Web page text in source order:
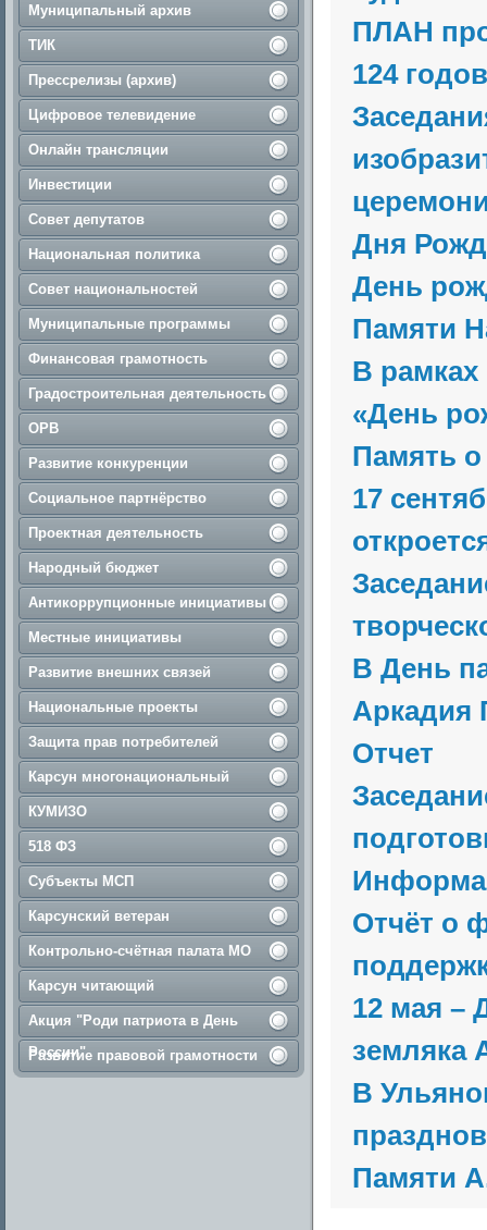
Муниципальный архив
ТИК
Прессрелизы (архив)
Цифровое телевидение
Онлайн трансляции
Инвестиции
Совет депутатов
Национальная политика
Совет национальностей
Муниципальные программы
Финансовая грамотность
Градостроительная деятельность
ОРВ
Развитие конкуренции
Социальное партнёрство
Проектная деятельность
Народный бюджет
Антикоррупционные инициативы
Местные инициативы
Развитие внешних связей
Национальные проекты
Защита прав потребителей
Карсун многонациональный
КУМИЗО
518 ФЗ
Субъекты МСП
Карсунский ветеран
Контрольно-счётная палата МО
Карсун читающий
Акция "Роди патриота в День
России"
Развитие правовой грамотности
ПЛАН
124
Дня
День
Памяти
В
«День
Память
17
В День
Аркадия
Отчет
Отчёт о
12 мая –
земляка
В
Памяти